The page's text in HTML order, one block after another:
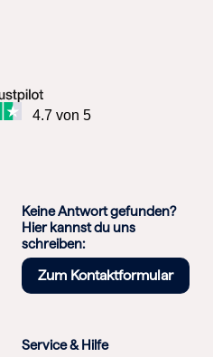
4.7 von 5
Keine Antwort gefunden?
Hier kannst du uns
schreiben:
Zum Kontaktformular
Service & Hilfe